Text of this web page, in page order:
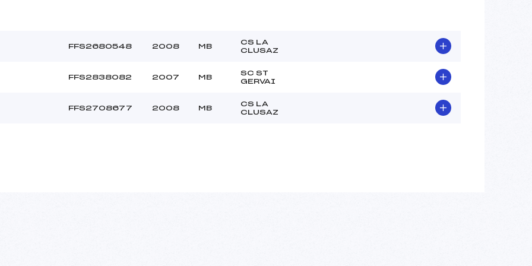
FFS2680548 2008 MB
CS LA
CLUSAZ
FFS2838082 2007 MB
SC ST
GERVAI
FFS2708677 2008 MB
CS LA
CLUSAZ